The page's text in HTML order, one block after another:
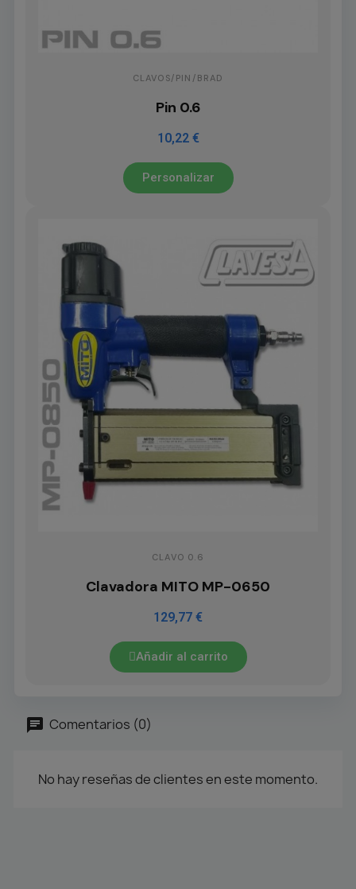
CLAVOS/PIN/BRAD
Pin 0.6
10,22 €
Personalizar
CLAVO 0.6
Clavadora MITO MP-0650
129,77 €
Añadir al carrito
Comentarios (0)
No hay reseñas de clientes en este momento.